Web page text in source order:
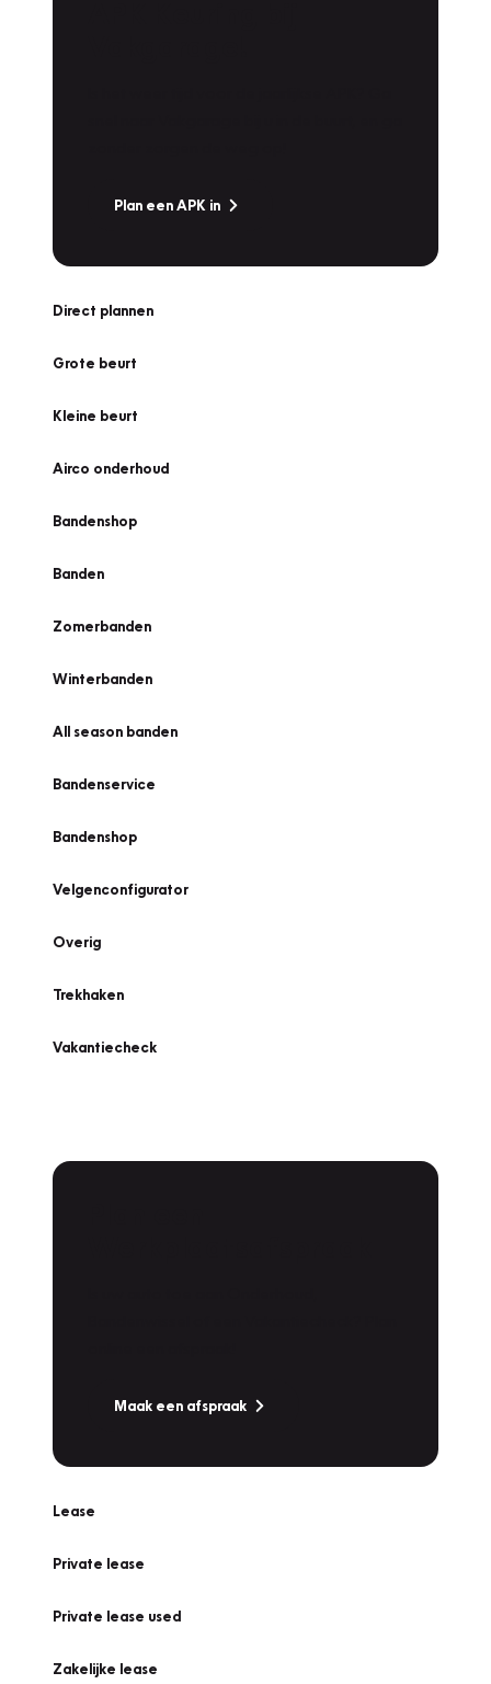
Plan een APK in
Direct plannen
Grote beurt
Kleine beurt
Airco onderhoud
Bandenshop
Banden
Zomerbanden
Winterbanden
All season banden
Bandenservice
Bandenshop
Velgenconfigurator
Overig
Trekhaken
Vakantiecheck
Maak een afspraak
Lease
Private lease
Private lease used
Zakelijke lease